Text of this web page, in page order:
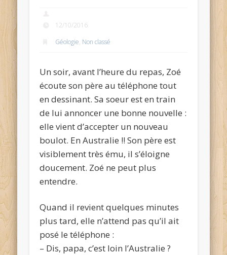
12/10/2016
Géologie, Non classé
Un soir, avant l’heure du repas, Zoé
écoute son père au téléphone tout
en dessinant. Sa soeur est en train
de lui annoncer une bonne nouvelle :
elle vient d’accepter un nouveau
boulot. En Australie !! Son père est
visiblement très ému, il s’éloigne
doucement. Zoé ne peut plus
entendre.
Quand il revient quelques minutes
plus tard, elle n’attend pas qu’il ait
posé le téléphone :
– Dis, papa, c’est loin l’Australie ?